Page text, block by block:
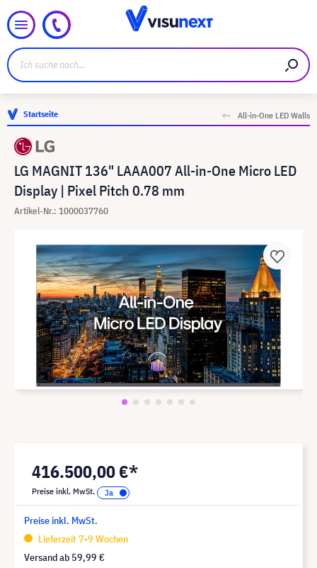
Startseite All-in-One LED Walls
LG MAGNIT 136" LAAA007 All-in-One Micro LED
Display | Pixel Pitch 0.78 mm
Artikel-Nr.: 1000037760
416.500,00 €*
Preise inkl. MwSt.
Preise inkl. MwSt.
Lieferzeit 7-9 Wochen
Versand ab 59,99 €